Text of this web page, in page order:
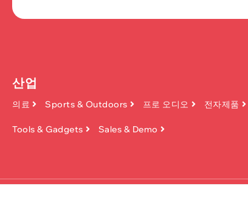
산업
의료 Sports & Outdoors 프로 오디오 전자제품
Tools & Gadgets Sales & Demo